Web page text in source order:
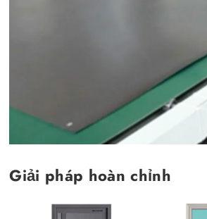
Giải pháp hoàn chỉnh